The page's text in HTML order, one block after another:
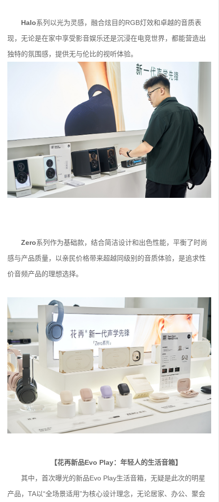
Halo系列以光为灵感，融合炫目的RGB灯效和卓越的音质表
现，无论是在家中享受影音娱乐还是沉浸在电竞世界，都能营造出
独特的氛围感，提供无与伦比的视听体验。
Zero系列作为基础款，结合简洁设计和出色性能，平衡了时尚
感与产品质量，以亲民价格带来超越同级别的音质体验，是追求性
价音频产品的理想选择。
【花再新品Evo Play：年轻人的生活音箱】
其中，首次曝光的新品Evo Play生活音箱，无疑是此次的明星
产品，TA以“全场景适用”为核心设计理念，无论居家、办公、聚会